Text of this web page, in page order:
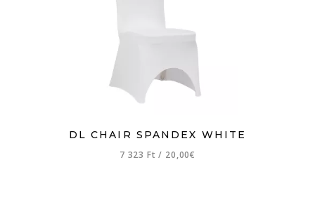
DL CHAIR SPANDEX WHITE
7 323 Ft/ 20,00€